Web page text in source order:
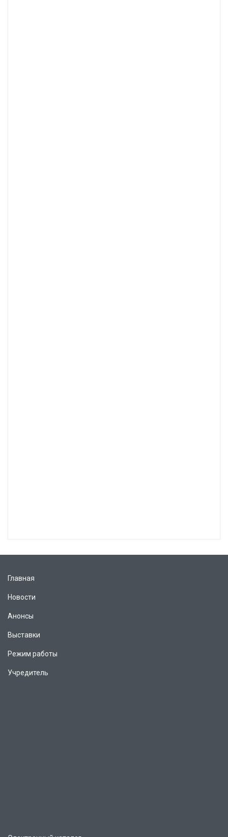
Главная
Новости
Анонсы
Выставки
Режим работы
Учредитель